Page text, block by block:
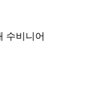
수비니어